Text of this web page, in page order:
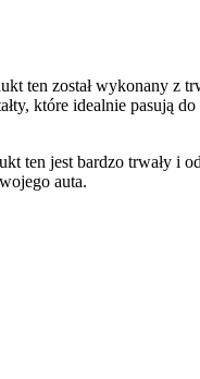
ten został wykonany z
które idealnie pasują
ten jest bardzo trwały i
auta.